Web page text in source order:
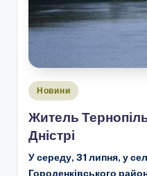
Опубліковано
Новини
Житель
Дністрі
У середу, 31 липня, у
Городенківського